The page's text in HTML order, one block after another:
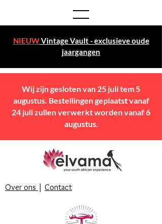
NIEUWVintage Vault - exclusieve oude
jaargangen
Over ons | Contact
Wij zijn gesloten van 25 juli tem 5
augustus. Bestellingen geplaatst vanaf
24 juli zullen verwerkt worden vanaf 6
augustus.